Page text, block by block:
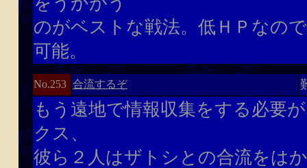
のがベストな戦法。低ＨＰなの
可能。
No.253 合流するぞ
もう遠地で情報収集をする必要
クス、
彼ら２人はザトシとの合流をは